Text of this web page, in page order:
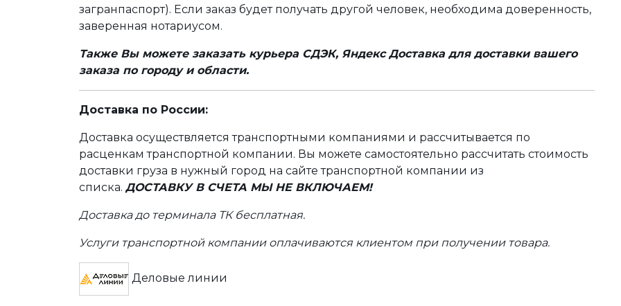
загранпаспорт). Если заказ будет получать другой человек, необходима доверенность,
заверенная нотариусом.
Также Вы можете заказать курьера СДЭК, Яндекс Доставка для доставки вашего
заказа по городу и области.
Доставка по России:
Доставка осуществляется транспортными компаниями и рассчитывается по
расценкам транспортной компании. Вы можете самостоятельно рассчитать стоимость
доставки груза в нужный город на сайте транспортной компании из
списка. ДОСТАВКУ В СЧЕТА МЫ НЕ ВКЛЮЧАЕМ!
Доставка до терминала ТК бесплатная.
Услуги транспортной компании оплачиваются клиентом при получении товара.
Деловые линии